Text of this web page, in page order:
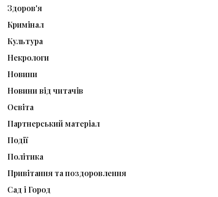
Здоров'я
Кримінал
Культура
Некрологи
Новини
Новини від читачів
Освіта
Партнерський матеріал
Події
Політика
Привітання та поздоровлення
Сад і Город